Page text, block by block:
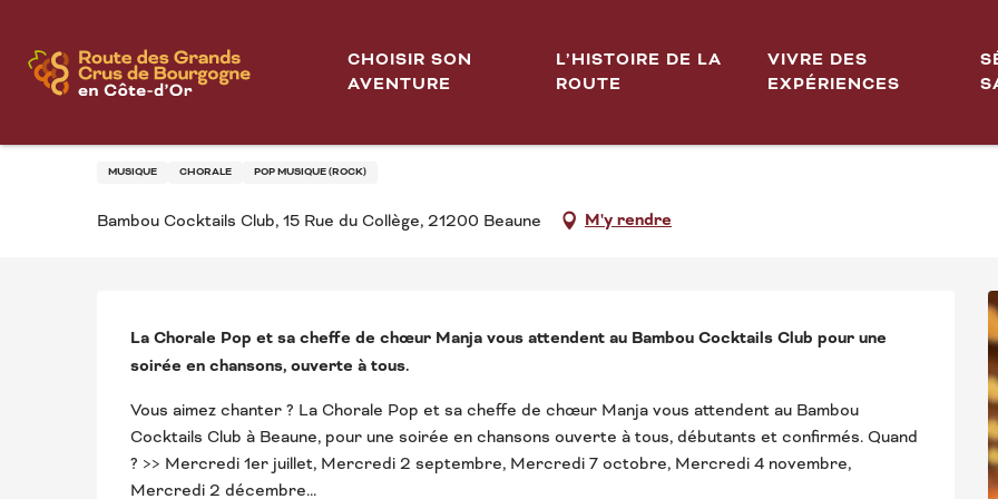
contenu
principal
CHOISIR SON
AVENTURE
L’HISTOIRE DE LA
ROUTE
VIVRE DES
EXPÉRIENCES
Mercredi 2 septembre de 19:30 à 21:30 / Mercredi 7 octobre de 19:30 à 21:30 / ...
MUSIQUE CHORALE POP MUSIQUE (ROCK)
Bambou Cocktails Club, 15 Rue du Collège, 21200 Beaune M'y rendre
DESCRIPTION
La Chorale Pop et sa cheffe de chœur Manja vous attendent au Bambou Cocktails Club pour une
soirée en chansons, ouverte à tous.
Vous aimez chanter ? La Chorale Pop et sa cheffe de chœur Manja vous attendent au Bambou
Cocktails Club à Beaune, pour une soirée en chansons ouverte à tous, débutants et confirmés. Quand
? >> Mercredi 1er juillet, Mercredi 2 septembre, Mercredi 7 octobre, Mercredi 4 novembre,
Mercredi 2 décembre...